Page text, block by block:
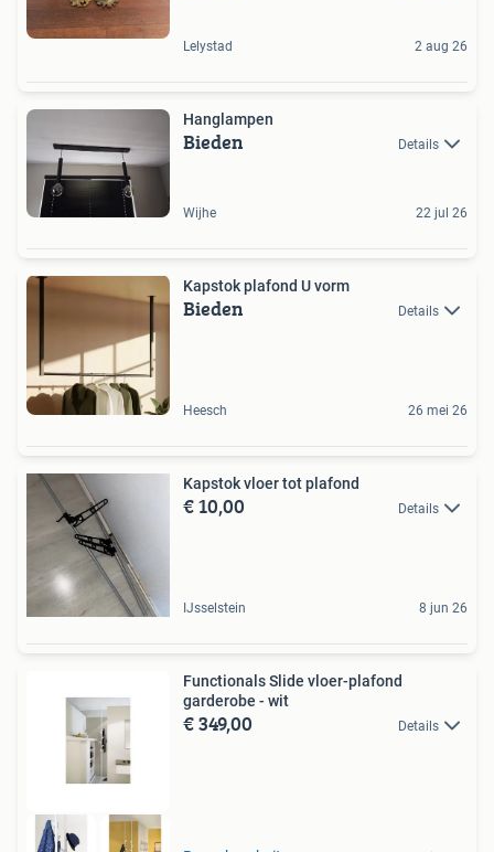
Lelystad 2 aug 26
Hanglampen
Bieden Details
Wijhe 22 jul 26
Kapstok plafond U vorm
Bieden Details
Heesch 26 mei 26
Kapstok vloer tot plafond
€ 10,00 Details
IJsselstein 8 jun 26
Functionals Slide vloer-plafond
garderobe - wit
€ 349,00 Details